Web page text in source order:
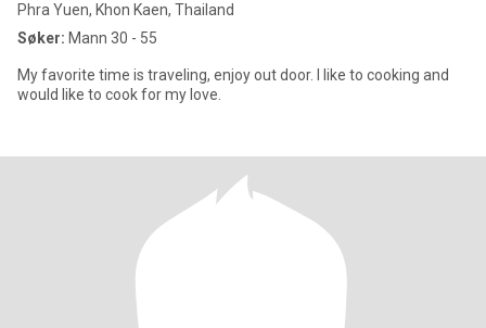
Phra Yuen, Khon Kaen, Thailand
Søker: Mann 30 - 55
My favorite time is traveling, enjoy out door. I like to cooking and
would like to cook for my love.